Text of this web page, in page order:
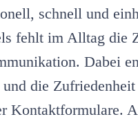
schnell und
fehlt im Alltag die
Dabei
die Zufriedenheit
Kontaktformulare.